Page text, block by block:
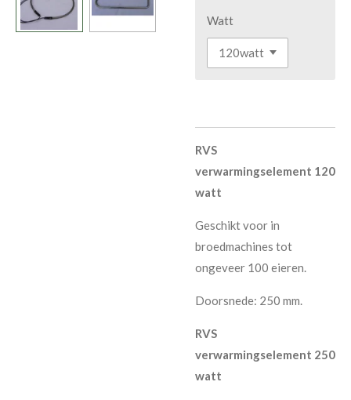
Watt
RVS
verwarmingselement 120
watt
Geschikt voor in
broedmachines tot
ongeveer 100 eieren.
Doorsnede: 250 mm.
RVS
verwarmingselement 250
watt